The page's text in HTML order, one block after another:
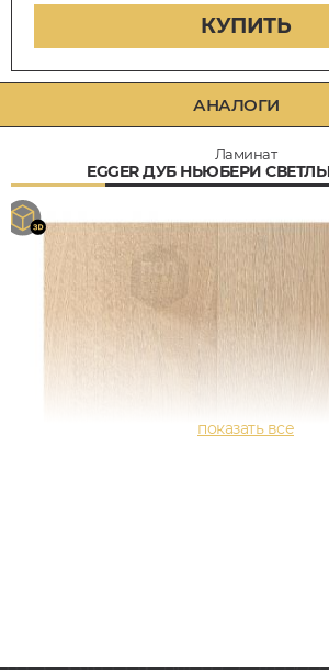
КУПИТЬ
АНАЛОГИ
Ламинат
EGGER ДУБ НЬЮБЕРИ